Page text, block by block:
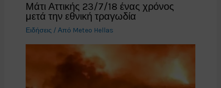
Μάτι Αττικής 23/7/18 ένας χρόνος
μετά την εθνική τραγωδία
Ειδήσεις / Από Meteo Hellas